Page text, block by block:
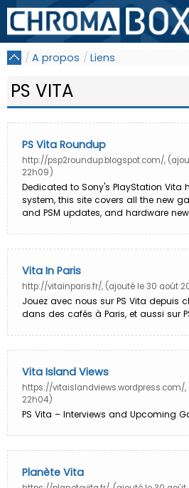
A propos Liens
PS VITA
PS Vita Roundup
http://psp2roundup.blogspot.com/,
22h09)
Dedicated to Sony's PlayStation
system, this site covers all the new
and PSM updates, and hardware
Vita In Paris
http://vitainparis.fr/, (ajouté le 30 août
Jouez avec nous sur PS Vita depuis
dans des cafés à Paris, et aussi sur
Vita Island Views
https://vitaislandviews.wordpress.com/,
22h04)
PS Vita – Interviews and Upcoming
Planète Vita